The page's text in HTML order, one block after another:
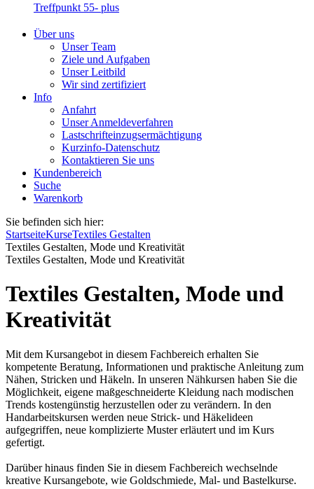
Treffpunkt 55- plus
Über uns
Unser Team
Ziele und Aufgaben
Unser Leitbild
Wir sind zertifiziert
Info
Anfahrt
Unser Anmeldeverfahren
Lastschrifteinzugsermächtigung
Kurzinfo-Datenschutz
Kontaktieren Sie uns
Kundenbereich
Suche
Warenkorb
Sie befinden sich hier:
StartseiteKurseTextiles Gestalten
Textiles Gestalten, Mode und Kreativität
Textiles Gestalten, Mode und Kreativität
Textiles Gestalten, Mode und
Kreativität
Mit dem Kursangebot in diesem Fachbereich erhalten Sie
kompetente Beratung, Informationen und praktische Anleitung zum
Nähen, Stricken und Häkeln. In unseren Nähkursen haben Sie die
Möglichkeit, eigene maßgeschneiderte Kleidung nach modischen
Trends kostengünstig herzustellen oder zu verändern. In den
Handarbeitskursen werden neue Strick- und Häkelideen
aufgegriffen, neue komplizierte Muster erläutert und im Kurs
gefertigt.
Darüber hinaus finden Sie in diesem Fachbereich wechselnde
kreative Kursangebote, wie Goldschmiede, Mal- und Bastelkurse.